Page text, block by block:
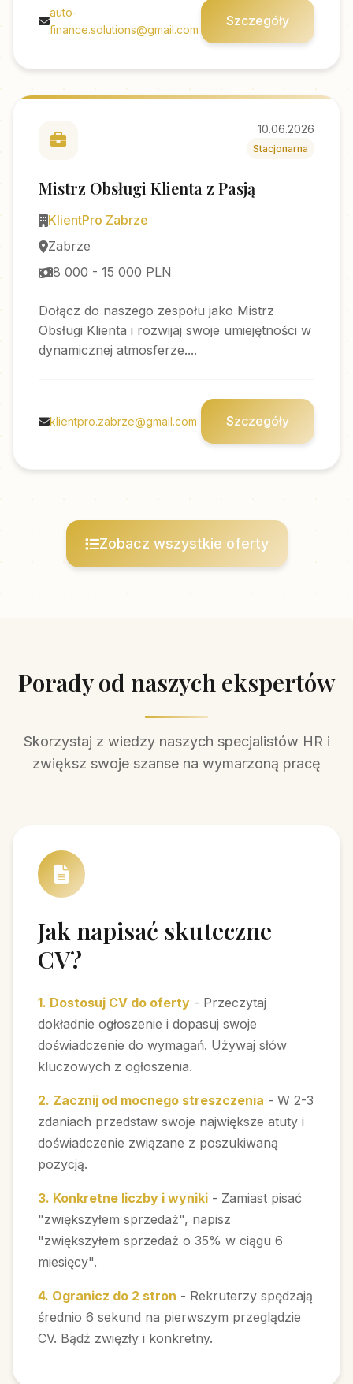
auto-
finance.solutions@gmail.com
Szczegóły
10.06.2026
Stacjonarna
Mistrz Obsługi Klienta z Pasją
KlientPro Zabrze
Zabrze
8 000 - 15 000 PLN
Dołącz do naszego zespołu jako Mistrz
Obsługi Klienta i rozwijaj swoje umiejętności w
dynamicznej atmosferze....
klientpro.zabrze@gmail.com Szczegóły
Zobacz wszystkie oferty
Porady od naszych ekspertów
Skorzystaj z wiedzy naszych specjalistów HR i
zwiększ swoje szanse na wymarzoną pracę
Jak napisać skuteczne
CV?
1. Dostosuj CV do oferty - Przeczytaj
dokładnie ogłoszenie i dopasuj swoje
doświadczenie do wymagań. Używaj słów
kluczowych z ogłoszenia.
2. Zacznij od mocnego streszczenia - W 2-3
zdaniach przedstaw swoje największe atuty i
doświadczenie związane z poszukiwaną
pozycją.
3. Konkretne liczby i wyniki - Zamiast pisać
"zwiększyłem sprzedaż", napisz
"zwiększyłem sprzedaż o 35% w ciągu 6
miesięcy".
4. Ogranicz do 2 stron - Rekruterzy spędzają
średnio 6 sekund na pierwszym przeglądzie
CV. Bądź zwięzły i konkretny.